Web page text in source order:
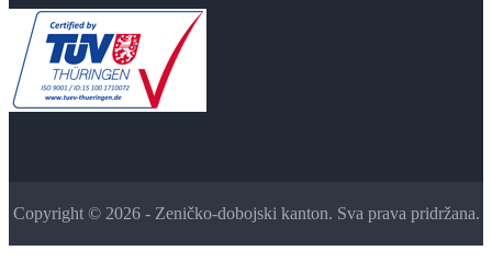
Copyright © 2026 - Zeničko-dobojski kanton. Sva prava pridržana.